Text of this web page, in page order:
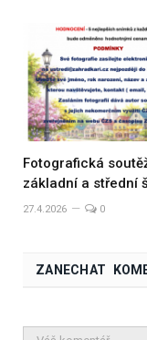
Fotografická
základní a střední
27.4.2026 0
ZANECHAT